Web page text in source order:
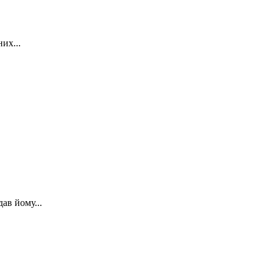
йому...